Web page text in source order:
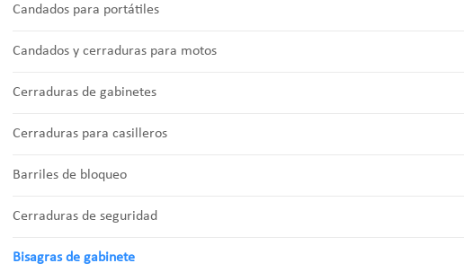
Candados para portátiles
Candados y cerraduras para motos
Cerraduras de gabinetes
Cerraduras para casilleros
Barriles de bloqueo
Cerraduras de seguridad
Bisagras de gabinete